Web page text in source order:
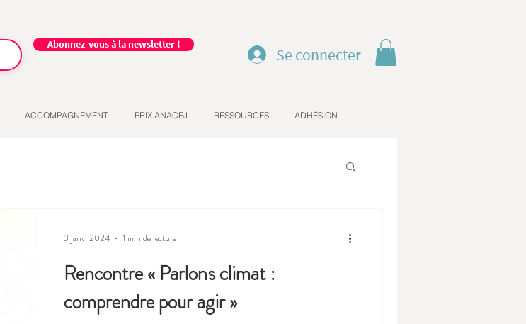
Abonnez-vous à la newsletter !
Se connecter
ACCOMPAGNEMENT PRIX ANACEJ RESSOURCES ADHÉSION
Rencontre « Parlons climat :
comprendre pour agir »
3 janv. 2024 1 min de lecture